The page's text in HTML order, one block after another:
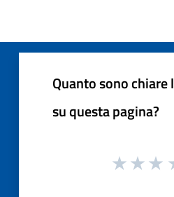
Quanto sono
su questa pagina?